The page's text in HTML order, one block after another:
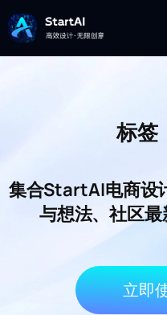
标签
集合StartAI电商设
与想法、社区
立即